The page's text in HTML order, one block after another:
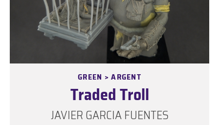
GREEN > ARGENT
Traded Troll
JAVIER GARCIA FUENTES